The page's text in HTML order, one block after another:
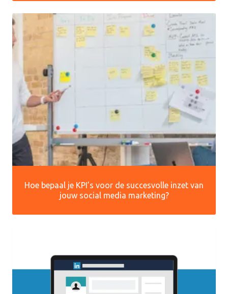
Hoe bepaal je KPI’s voor de succesvolle inzet van
jouw social media marketing?